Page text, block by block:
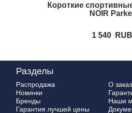
Короткие
NOIR
1 540 RUB
Разделы
Распродажа
Новинки
Бренды
Гарантия лучшей цены
О
Наши